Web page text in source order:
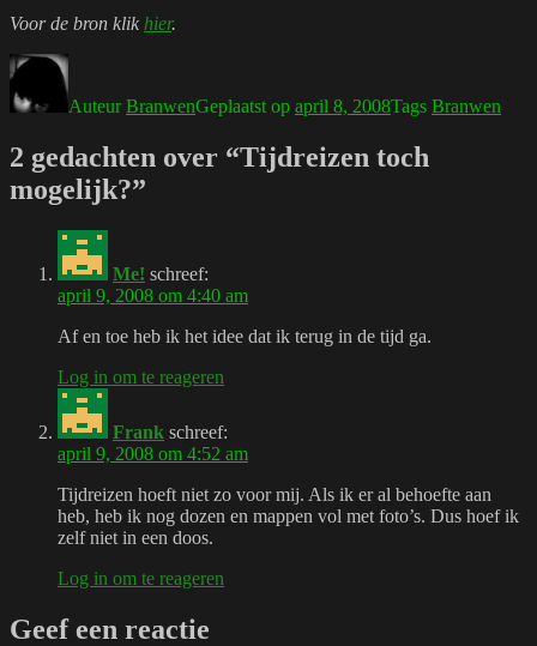
Voor de bron klik hier.
AuteurBranwenGeplaatst op april 8, 2008Tags Branwen
2 gedachten over “Tijdreizen toch
mogelijk?”
Me! schreef:
april 9, 2008 om 4:40 am
Af en toe heb ik het idee dat ik terug in de tijd ga.
Log in om te reageren
Frank schreef:
april 9, 2008 om 4:52 am
Tijdreizen hoeft niet zo voor mij. Als ik er al behoefte aan
heb, heb ik nog dozen en mappen vol met foto’s. Dus hoef ik
zelf niet in een doos.
Log in om te reageren
Geef een reactie